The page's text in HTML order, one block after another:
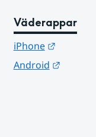
Väderappar
iPhone
Länk till
Android
Länk till